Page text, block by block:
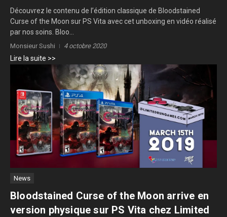
Découvrez le contenu de l’édition classique de Bloodstained
Curse of the Moon sur PS Vita avec cet unboxing en vidéo réalisé
par nos soins. Bloo...
Monsieur Sushi 4 octobre 2020
Lire la suite >>
News
Bloodstained Curse of the Moon arrive en
version physique sur PS Vita chez Limited